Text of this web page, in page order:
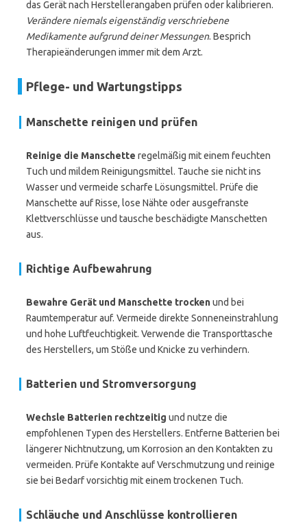
das Gerät nach Herstellerangaben prüfen oder kalibrieren.
Verändere niemals eigenständig verschriebene
Medikamente aufgrund deiner Messungen. Besprich
Therapieänderungen immer mit dem Arzt.
Pflege- und Wartungstipps
Manschette reinigen und prüfen
Reinige die Manschette regelmäßig mit einem feuchten
Tuch und mildem Reinigungsmittel. Tauche sie nicht ins
Wasser und vermeide scharfe Lösungsmittel. Prüfe die
Manschette auf Risse, lose Nähte oder ausgefranste
Klettverschlüsse und tausche beschädigte Manschetten
aus.
Richtige Aufbewahrung
Bewahre Gerät und Manschette trockenund bei
Raumtemperatur auf. Vermeide direkte Sonneneinstrahlung
und hohe Luftfeuchtigkeit. Verwende die Transporttasche
des Herstellers, um Stöße und Knicke zu verhindern.
Batterien und Stromversorgung
Wechsle Batterien rechtzeitig und nutze die
empfohlenen Typen des Herstellers. Entferne Batterien bei
längerer Nichtnutzung, um Korrosion an den Kontakten zu
vermeiden. Prüfe Kontakte auf Verschmutzung und reinige
sie bei Bedarf vorsichtig mit einem trockenen Tuch.
Schläuche und Anschlüsse kontrollieren